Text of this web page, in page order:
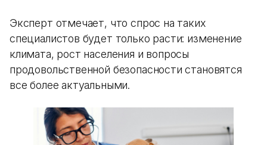
Эксперт отмечает, что спрос на таких
специалистов будет только расти: изменение
климата, рост населения и вопросы
продовольственной безопасности становятся
все более актуальными.